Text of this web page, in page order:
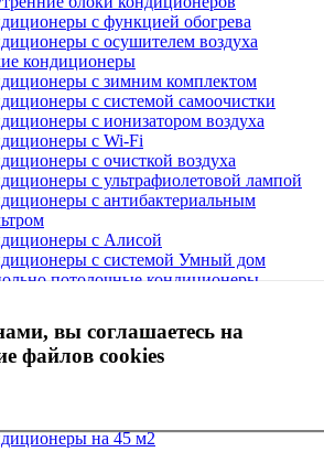
вы соглашаетесь на
файлов cookies
с функцией обогрева
с осушителем воздуха
кондиционеры
с зимним комплектом
с системой самоочистки
с ионизатором воздуха
с Wi-Fi
с очисткой воздуха
с ультрафиолетовой лампой
с антибактериальным
с Алисой
с системой Умный дом
потолочные кондиционеры
для кондиционера
на 20 м2
на 45 м2